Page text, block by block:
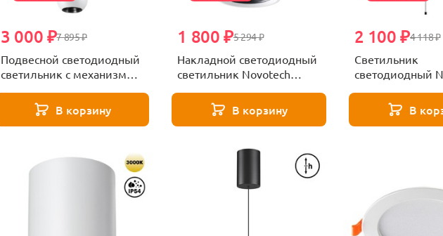
7 895 ₽
3 000 ₽
Подвесной светодиодный
светильник с механизмом
Novotech SFERO 359341
белый
В корзину
5 294 ₽
1 800 ₽
Накладной светодиодный
светильник Novotech
В корзину
4 118 ₽
2 100 ₽
Светильник
светодиодный
В